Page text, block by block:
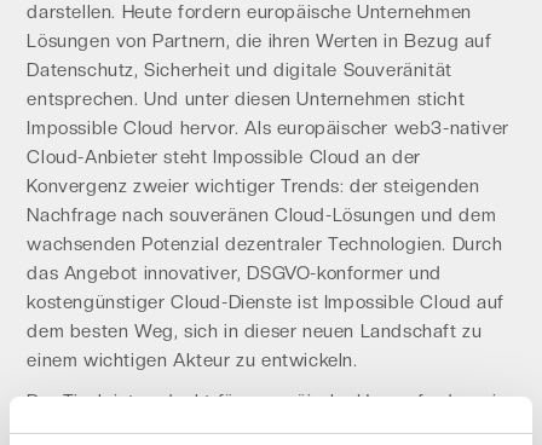
darstellen. Heute fordern europäische Unternehmen
Lösungen von Partnern, die ihren Werten in Bezug auf
Datenschutz, Sicherheit und digitale Souveränität
entsprechen. Und unter diesen Unternehmen sticht
Impossible Cloud hervor. Als europäischer web3-nativer
Cloud-Anbieter steht Impossible Cloud an der
Konvergenz zweier wichtiger Trends: der steigenden
Nachfrage nach souveränen Cloud-Lösungen und dem
wachsenden Potenzial dezentraler Technologien. Durch
das Angebot innovativer, DSGVO-konformer und
kostengünstiger Cloud-Dienste ist Impossible Cloud auf
dem besten Weg, sich in dieser neuen Landschaft zu
einem wichtigen Akteur zu entwickeln.
Der Tisch ist gedeckt für europäische Herausforderer im
Cloud-Bereich. Die Frage ist nicht, ob europäische